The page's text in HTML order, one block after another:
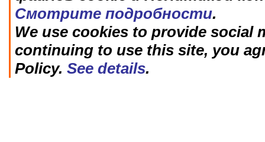
Смотрите подробности.
We use cookies to provide social
continuing to use this site, you
Policy. See details.